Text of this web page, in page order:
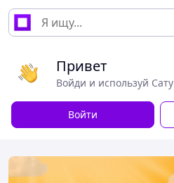
Привет
Войди и используй
Войти